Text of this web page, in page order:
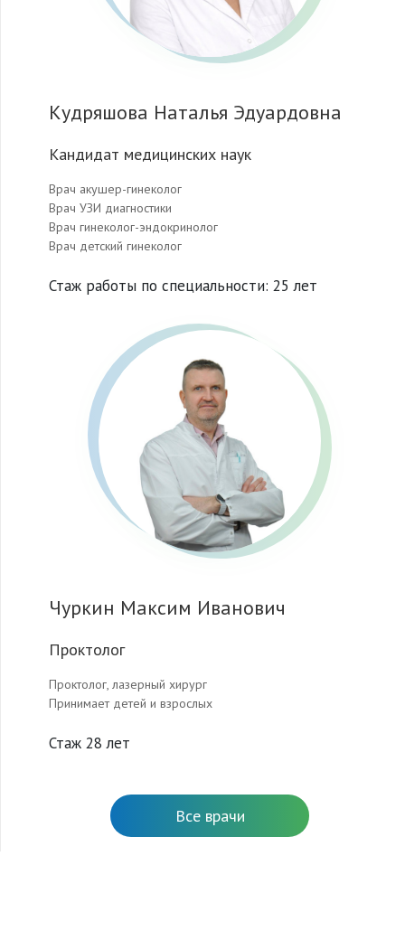
Кудряшова Наталья Эдуардовна
Кандидат медицинских наук
Врач акушер-гинеколог
Врач УЗИ диагностики
Врач гинеколог-эндокринолог
Врач детский гинеколог
Стаж работы по специальности: 25 лет
Чуркин Максим Иванович
Проктолог
Проктолог, лазерный хирург
Принимает детей и взрослых
Стаж 28 лет
Все врачи